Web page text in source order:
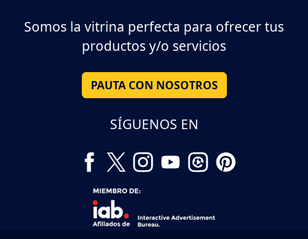
Somos la vitrina perfecta para ofrecer tus
productos y/o servicios
PAUTA CON NOSOTROS
SÍGUENOS EN